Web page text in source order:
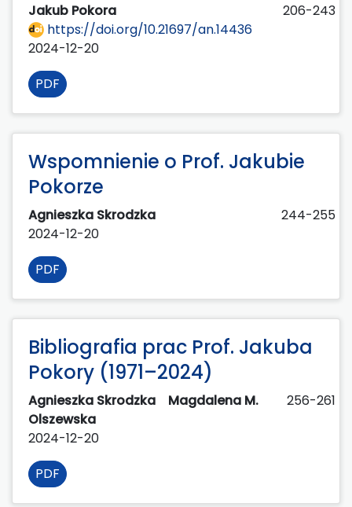
Jakub Pokora
206-243
https://doi.org/10.21697/an.14436
2024-12-20
PDF
Wspomnienie o Prof. Jakubie
Pokorze
Agnieszka Skrodzka
244-255
2024-12-20
PDF
Bibliografia prac Prof. Jakuba
Pokory (1971–2024)
Agnieszka Skrodzka
Magdalena M.
Olszewska
256-261
2024-12-20
PDF